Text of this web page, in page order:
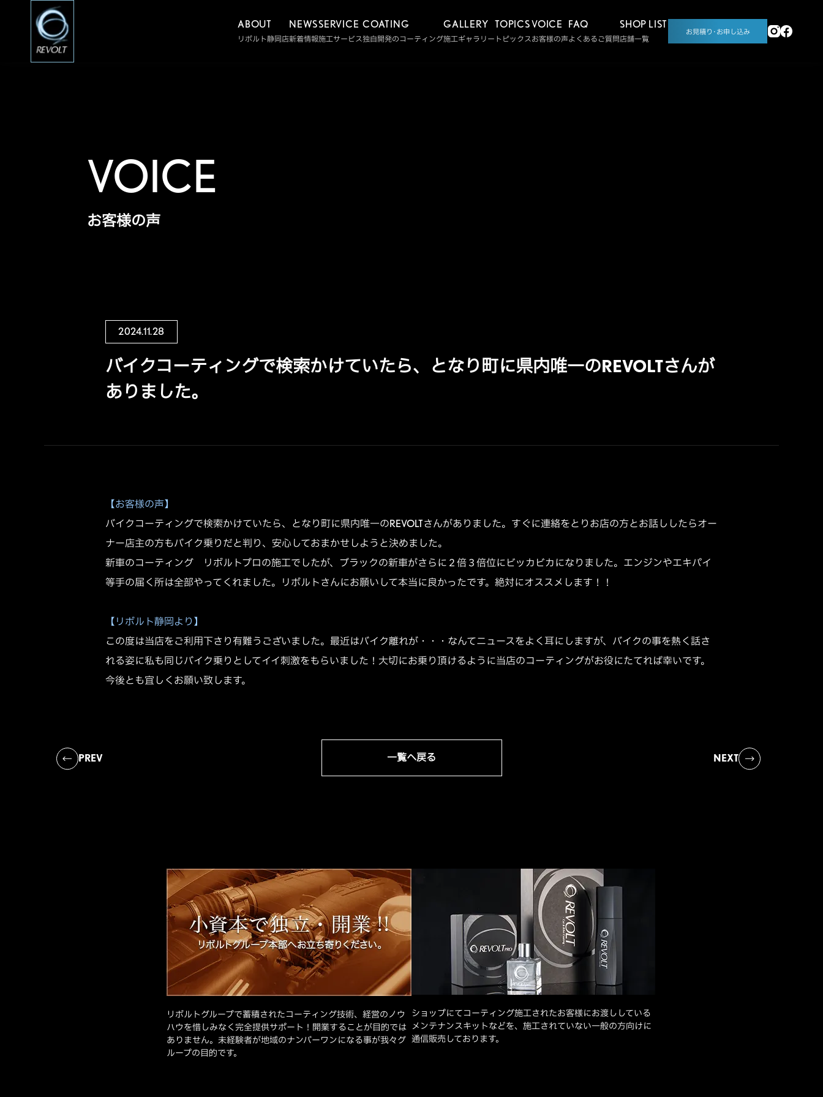
ABOUT
リボルト静岡店
NEWS
新着情報
SERVICE
施工サービス
COATING
独自開発のコーティング
GALLERY
施工ギャラリー
TOPICS
トピックス
VOICE
お客様の声
FAQ
よくあるご質問
SHOP LIST
店舗一覧
お見積り･お申し込み
VOICE
お客様の声
2024.11.28
バイクコーティングで検索かけていたら、となり町に県内唯一のREVOLTさんが
ありました。
【お客様の声】
バイクコーティングで検索かけていたら、となり町に県内唯一のREVOLTさんがありました。すぐに連絡をとりお店の方とお話ししたらオー
ナー店主の方もバイク乗りだと判り、安心しておまかせしようと決めました。
新車のコーティング リボルトプロの施工でしたが、ブラックの新車がさらに２倍３倍位にビッカビカになりました。エンジンやエキパイ
等手の届く所は全部やってくれました。リボルトさんにお願いして本当に良かったです。絶対にオススメします！！
【リボルト静岡より】
この度は当店をご利用下さり有難うございました。最近はバイク離れが・・・なんてニュースをよく耳にしますが、バイクの事を熱く話さ
れる姿に私も同じバイク乗りとしてイイ刺激をもらいました！大切にお乗り頂けるように当店のコーティングがお役にたてれば幸いです。
今後とも宜しくお願い致します。
PREV 一覧へ戻る NEXT
リボルトグループで蓄積されたコーティング技術、経営のノウ
ハウを惜しみなく完全提供サポート！開業することが目的では
ありません。未経験者が地域のナンバーワンになる事が我々グ
ループの目的です。
ショップにてコーティング施工されたお客様にお渡ししている
メンテナンスキットなどを、施工されていない一般の方向けに
通信販売しております。